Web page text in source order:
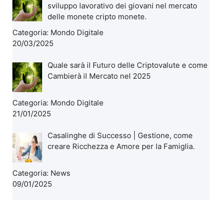
sviluppo lavorativo dei giovani nel mercato
delle monete cripto monete.
Categoria: Mondo Digitale
20/03/2025
Quale sarà il Futuro delle Criptovalute e come
Cambierà il Mercato nel 2025
Categoria: Mondo Digitale
21/01/2025
Casalinghe di Successo | Gestione, come
creare Ricchezza e Amore per la Famiglia.
Categoria: News
09/01/2025